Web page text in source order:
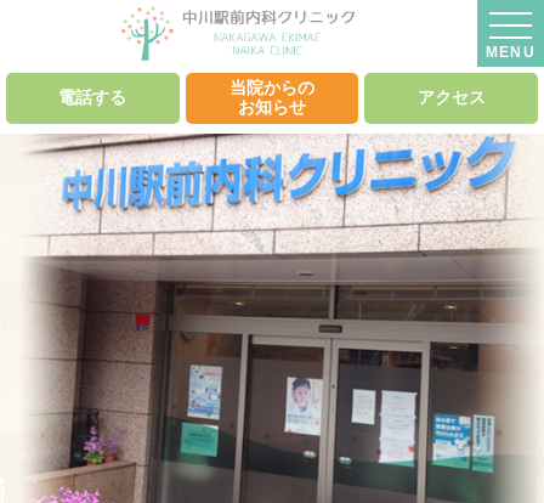
MENU
電話する
当院からの
お知らせ
アクセス